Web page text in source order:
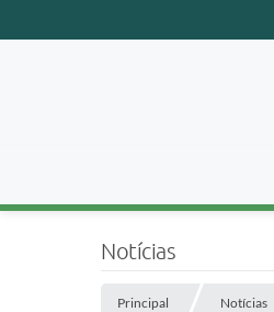
Notícias
Principal Notícias